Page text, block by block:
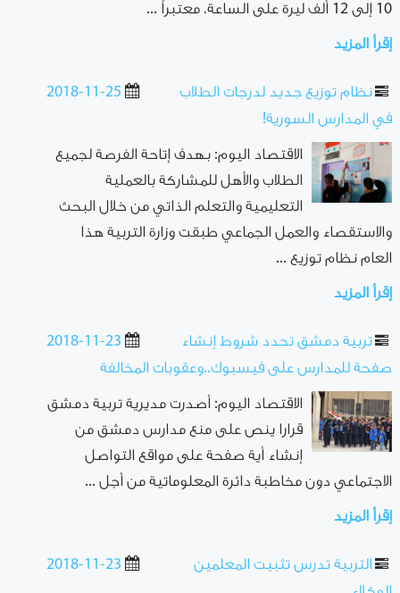
10 إلى 12 ألف ليرة على الساعة، معتبراً ...
إقرأ المزيد
2018-11-25
نظام توزيع جديد لدرجات الطلاب
في المدارس السورية!
الاقتصاد اليوم: بهدف إتاحة الفرصة لجميع
الطلاب والأهل للمشاركة بالعملية
التعليمية والتعلم الذاتي من خلال البحث
والاستقصاء والعمل الجماعي طبقت وزارة التربية هذا
العام نظام توزيع ...
إقرأ المزيد
2018-11-23
تربية دمشق تحدد شروط إنشاء
صفحة للمدارس على فيسبوك..وعقوبات المخالفة
الاقتصاد اليوم: أصدرت مديرية تربية دمشق
قرارا ينص على منع مدارس دمشق من
إنشاء أية صفحة على مواقع التواصل
الاجتماعي دون مخاطبة دائرة المعلوماتية من أجل ...
إقرأ المزيد
2018-11-23
التربية تدرس تثبيت المعلمين